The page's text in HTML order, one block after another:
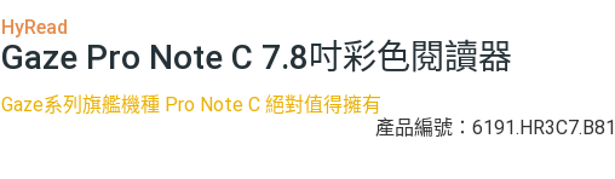
HyRead
Gaze Pro Note C 7.8吋彩色閱讀器
Gaze系列旗艦機種 Pro Note C 絕對值得擁有
產品編號：6191.HR3C7.B81